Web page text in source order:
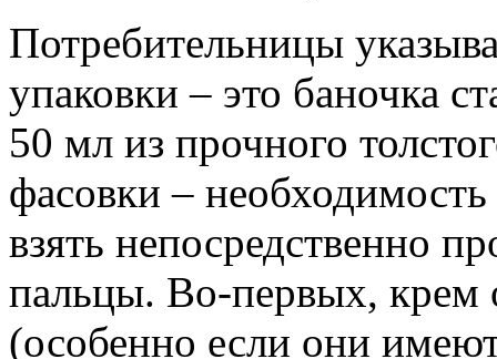
Потребительницы
упаковки – это баночка
50 мл из прочного
фасовки –
взять непосредственно
пальцы. Во-первых, крем
(особенно если они